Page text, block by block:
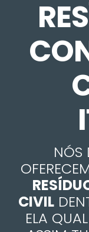
NÓS
CIVIL
ELA